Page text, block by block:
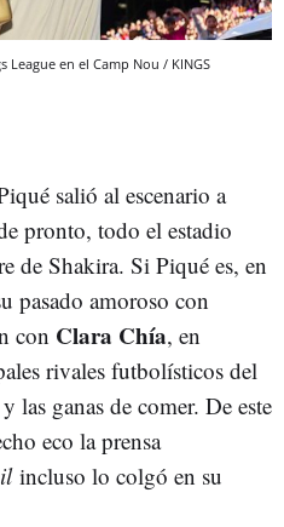
en el Camp Nou / KINGS
salió al escenario a
pronto, todo el estadio
de Shakira. Si Piqué es, en
pasado amoroso con
con Clara Chía, en
rivales futbolísticos del
las ganas de comer. De este
eco la prensa
incluso lo colgó en su